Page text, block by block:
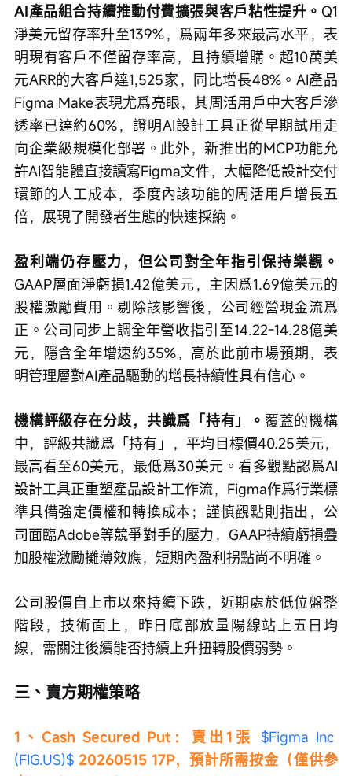
AI產品組合持續推動付費擴張與客戶粘性提升。 Q1
淨美元留存率升至139%，爲兩年多來最高水平，表
明現有客戶不僅留存率高，且持續增購。超10萬美
元ARR的大客戶達1,525家，同比增長48%。AI產品
Figma Make表現尤爲亮眼，其周活用戶中大客戶滲
透率已達約60%，證明AI設計工具正從早期試用走
向企業級規模化部署。此外，新推出的MCP功能允
許AI智能體直接讀寫Figma文件，大幅降低設計交付
環節的人工成本，季度內該功能的周活用戶增長五
倍，展現了開發者生態的快速採納。
盈利端仍存壓力，但公司對全年指引保持樂觀。
GAAP層面淨虧損1.42億美元，主因爲1.69億美元的
股權激勵費用。剔除該影響後，公司經營現金流爲
正。公司同步上調全年營收指引至14.22-14.28億美
元，隱含全年增速約35%，高於此前市場預期，表
明管理層對AI產品驅動的增長持續性具有信心。
機構評級存在分歧，共識爲「持有」。 覆蓋的機構
中，評級共識爲「持有」，平均目標價40.25美元，
最高看至60美元，最低爲30美元。看多觀點認爲AI
設計工具正重塑產品設計工作流，Figma作爲行業標
準具備強定價權和轉換成本；謹慎觀點則指出，公
司面臨Adobe等競爭對手的壓力，GAAP持續虧損疊
加股權激勵攤薄效應，短期內盈利拐點尚不明確。
公司股價自上市以來持續下跌，近期處於低位盤整
階段，技術面上，昨日底部放量陽線站上五日均
線，需關注後續能否持續上升扭轉股價弱勢。
三、賣方期權策略
1、Cash Secured Put：賣出1張 $Figma Inc
(FIG.US)$ 20260515 17P，預計所需按金（僅供參